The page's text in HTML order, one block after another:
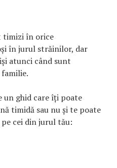
timizi în orice
în jurul străinilor, dar
atunci când sunt
un ghid care îți poate
timidă sau nu și te poate
cei din jurul tău: